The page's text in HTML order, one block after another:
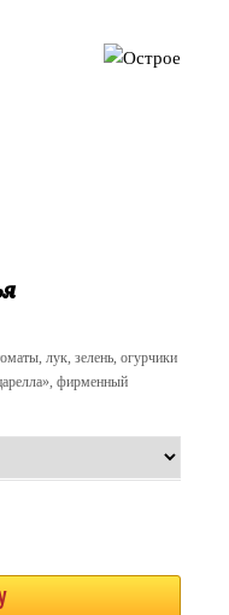
лук, зелень, огурчики
фирменный